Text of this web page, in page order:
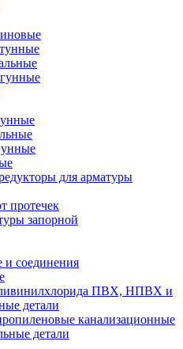
для арматуры
протечек
запорной
и соединения
ПВХ, НПВХ и
детали
канализационные
детали